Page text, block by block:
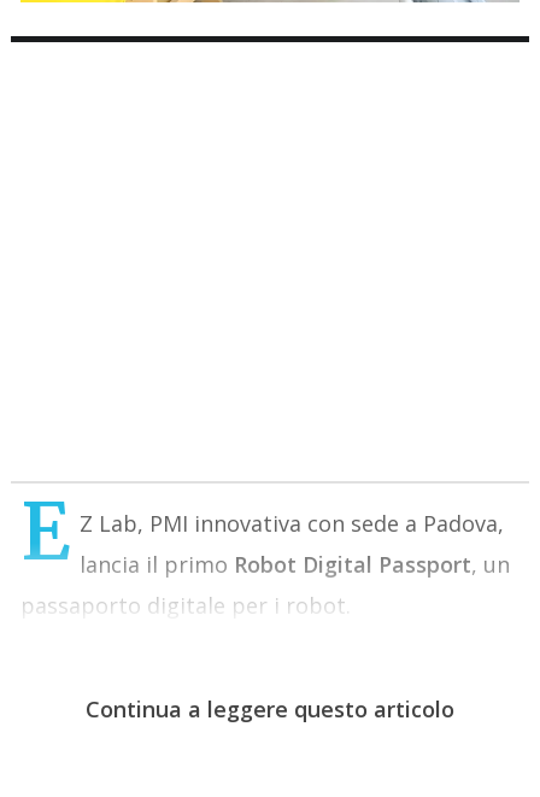
E Z Lab, PMI innovativa con sede a Padova,
lancia il primo Robot Digital Passport, un
passaporto digitale per i robot.
Continua a leggere questo articolo